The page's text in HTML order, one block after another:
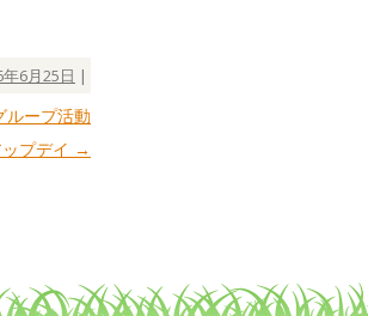
6月25日 |
ループ活動
プデイ →